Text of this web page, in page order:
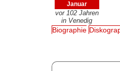
Januar
vor 102 Jahren
in Venedig
Biographie